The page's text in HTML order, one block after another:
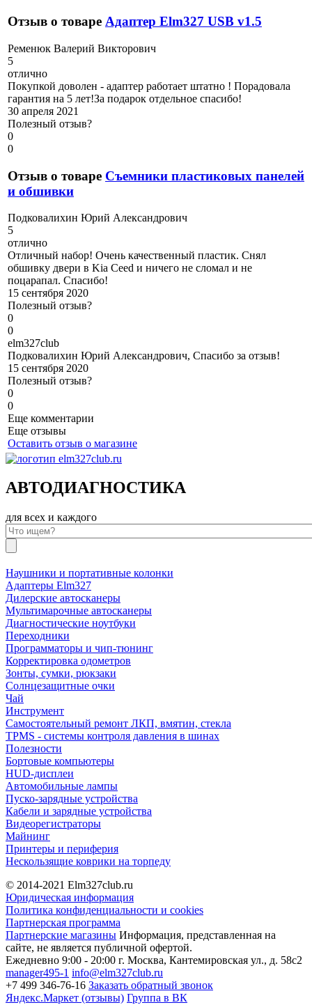
Отзыв о товаре Адаптер Elm327 USB v1.5
Ременюк Валерий Викторович
5
отлично
Покупкой доволен - адаптер работает штатно ! Порадовала
гарантия на 5 лет!За подарок отдельное спасибо!
30 апреля 2021
Полезный отзыв?
0
0
Отзыв о товаре Съемники пластиковых панелей
и обшивки
Подковалихин Юрий Александрович
5
отлично
Отличный набор! Очень качественный пластик. Снял
обшивку двери в Kia Ceed и ничего не сломал и не
поцарапал. Спасибо!
15 сентября 2020
Полезный отзыв?
0
0
elm327club
Подковалихин Юрий Александрович, Спасибо за отзыв!
15 сентября 2020
Полезный отзыв?
0
0
Еще комментарии
Еще отзывы
Оставить отзыв о магазине
АВТОДИАГНОСТИКА
для всех и каждого
Наушники и портативные колонки
Адаптеры Elm327
Дилерские автосканеры
Мультимарочные автосканеры
Диагностические ноутбуки
Переходники
Программаторы и чип-тюнинг
Корректировка одометров
Зонты, сумки, рюкзаки
Солнцезащитные очки
Чай
Инструмент
Самостоятельный ремонт ЛКП, вмятин, стекла
TPMS - системы контроля давления в шинах
Полезности
Бортовые компьютеры
HUD-дисплеи
Автомобильные лампы
Пуско-зарядные устройства
Кабели и зарядные устройства
Видеорегистраторы
Майнинг
Принтеры и периферия
Нескользящие коврики на торпеду
© 2014-2021 Elm327club.ru
Юридическая информация
Политика конфиденциальности и cookies
Партнерская программа
Партнерские магазины Информация, представленная на
сайте, не является публичной офертой.
Ежедневно 9:00 - 20:00 г. Москва, Кантемировская ул., д. 58с2
manager495-1 info@elm327club.ru
+7 499 346-76-16 Заказать обратный звонок
Яндекс.Маркет (отзывы) Группа в ВК